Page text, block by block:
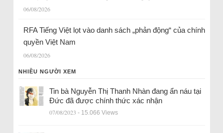
06/08/2026
RFA Tiếng Việt lọt vào danh sách „phản động“ của chính
quyền Việt Nam
06/08/2026
NHIỀU NGƯỜI XEM
Tin bà Nguyễn Thị Thanh Nhàn đang ẩn náu tại
Đức đã được chính thức xác nhận
07/08/2023 - 15.066 Views